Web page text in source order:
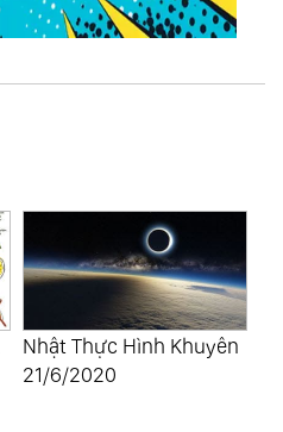
Nhật Thực Hình Khuyên
21/6/2020